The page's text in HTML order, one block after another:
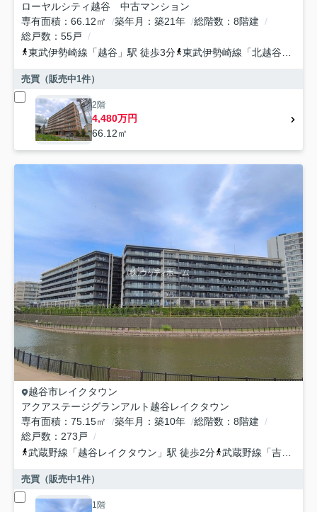
ローヤルシティ越谷 中古マンション
専有面積
66.12㎡ 築年月 築21年 総階数
8階建
総戸数
55戸
東武伊勢崎線 「越谷 」駅 徒歩3分 東武伊勢崎線 「北越谷
売買（販売中1件）
2階
4,480万円
66.12㎡
越谷市レイクタウン
アクアステージグランアルト越谷レイクタウン
専有面積
75.15㎡ 築年月 築10年 総階数
8階建
総戸数
273戸
武蔵野線 「越谷レイクタウン 」駅 徒歩2分 武蔵野線 「吉川
売買（販売中1件）
1階